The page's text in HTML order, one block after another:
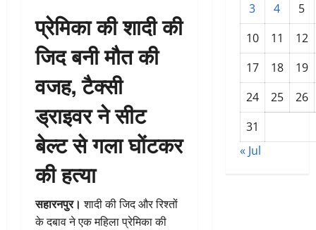
प्रेमिका की शादी की
जिद बनी मौत की
वजह, टैक्सी
ड्राइवर ने सीट
बेल्ट से गला घोंटकर
की हत्या
सहारनपुर।शादी की जिद और रिश्तों
के दबाव ने एक महिला प्रेमिका की
3 4
5
10
11
12
17
18
19
24
25
26
31
« Jul